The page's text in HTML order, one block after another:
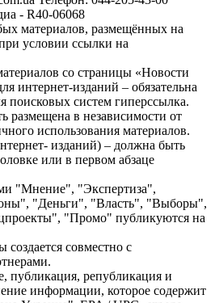
- R40-06068
материалов, размещённых на
условии ссылки на
со страницы «Новости
интернет-изданий – обязательна
поисковых систем гиперссылка.
размещена в независимости от
использования материалов.
изданий) – должна быть
или в первом абзаце
"Мнение", "Экспертиза",
"Деньги", "Власть", "Выборы",
"Промо" публикуются на
создается совместно с
публикация, републикация и
информации, которое содержит